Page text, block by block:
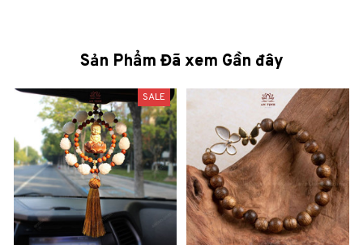
Sản Phẩm Đã xem Gần đây
SALE